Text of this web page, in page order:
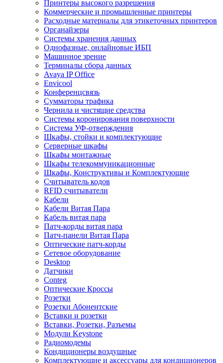
Принтеры высокого разрешения
Коммерческие и промышленные принтеры
Расходные материалы для этикеточных принтеров
Органайзеры
Системы хранения данных
Однофазные, онлайновые ИБП
Машинное зрение
Терминалы сбора данных
Avaya IP Office
Envicool
Конференцсвязь
Сумматоры трафика
Чернила и чистящие средства
Системы коронирования поверхности
Cистема УФ-отверждения
Шкафы, стойки и комплектующие
Серверные шкафы
Шкафы монтажные
Шкафы телекоммуникационные
Шкафы, Конструктивы и Комплектующие
Считыватель кодов
RFID считыватели
Кабели
Кабели Витая Пара
Кабель витая пара
Патч-корды витая пара
Патч-панели Витая Пара
Оптические патч-корды
Сетевое оборудование
Desktop
Датчики
Conteg
Оптические Кроссы
Розетки
Розетки Абонентские
Вставки и розетки
Вставки, Розетки, Разъемы
Модули Keystone
Радиомодемы
Кондиционеры воздушные
Комплектующие и аксессуары для кондиционеров